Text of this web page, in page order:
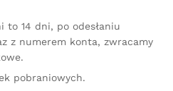
to 14 dni, po odesłaniu
z numerem konta, zwracamy
pobraniowych.